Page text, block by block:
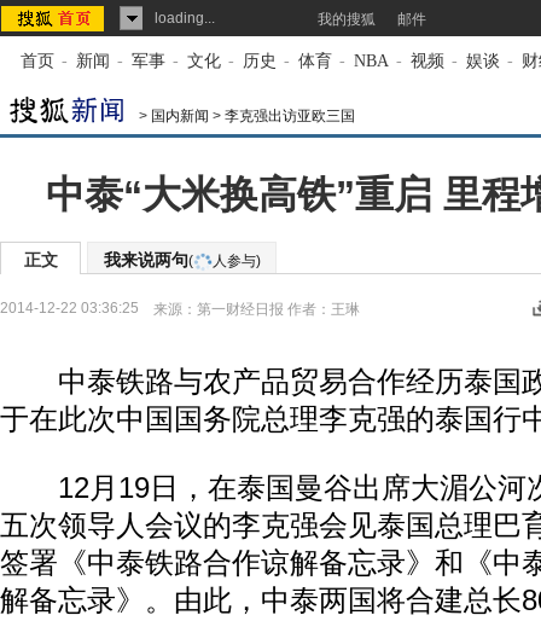
loading... 我的搜狐 邮件
首页 - 新闻 - 军事 - 文化 - 历史 - 体育 - NBA - 视频 - 娱谈 -
> 国内新闻 > 李克强出访亚欧三国
中泰“大米换高铁”重启 里程
正文 我来说两句( 人参与)
2014-12-22 03:36:25 来源： 第一财经日报 作者：王琳
中泰铁路与农产品贸易合作经历泰国
于在此次中国国务院总理李克强的泰国行
12月19日，在泰国曼谷出席大湄公河
五次领导人会议的李克强会见泰国总理巴
签署《中泰铁路合作谅解备忘录》和《中
解备忘录》。由此，中泰两国将合建总长